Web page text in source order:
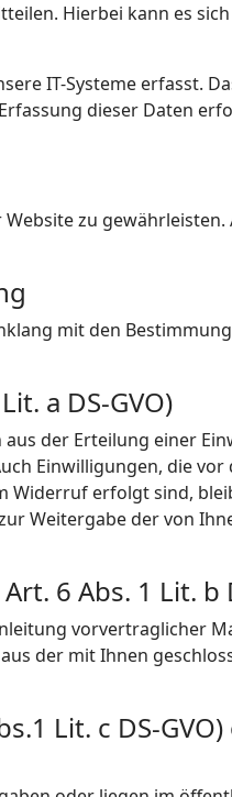
Hierbei kann es
IT-Systeme erfasst.
dieser Daten
zu
mit den
a DS-GVO)
der Erteilung einer
Einwilligungen, die vor
erfolgt sind,
Weitergabe der von
6 Abs. 1 Lit. b
vorvertraglicher
der mit Ihnen
Lit. c DS-